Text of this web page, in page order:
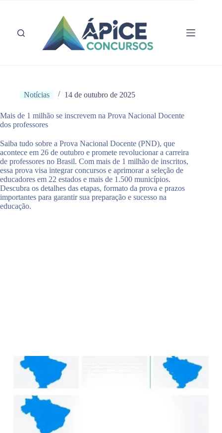
conteúdo
Notícias 14 de outubro de 2025
Mais de 1 milhão se inscrevem na Prova Nacional Docente
dos professores
Saiba tudo sobre a Prova Nacional Docente (PND), que
acontece em 26 de outubro e promete revolucionar a carreira
de professores no Brasil. Com mais de 1 milhão de inscritos,
essa prova visa integrar concursos e aprimorar a seleção de
educadores em 22 estados e mais de 1.500 municípios.
Descubra os detalhes das etapas, formato da prova e prazos
importantes para garantir sua preparação e sucesso na
educação.